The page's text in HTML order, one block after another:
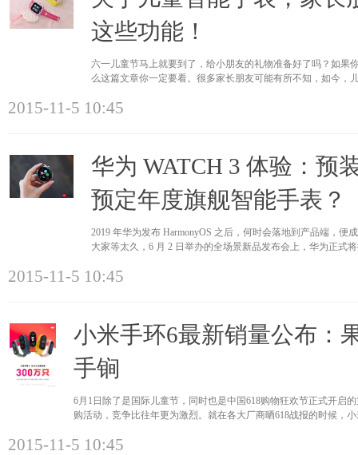
这些功能！
六一儿童节马上就要到了，给小朋友的礼物准备好了吗？如果
么这篇文章你一定要看。很多家长朋友可能有所不知，如今，
2015-11-5 10:45
华为 WATCH 3 体验：预
预定年度旗舰智能手表？
2019 年华为发布 HarmonyOS 之后，何时会落地到产品端，便
大家等太久，6 月 2 日举办的全场景新品发布会上，华为正式
2015-11-5 10:45
小米手环6最新销量公布：
手锏
6月1日除了是国际儿童节，同时也是中国618购物狂欢节正式开启
购活动，竞争比往年更为激烈。就在各大厂商晒618战报的时候，
2015-11-5 10:45